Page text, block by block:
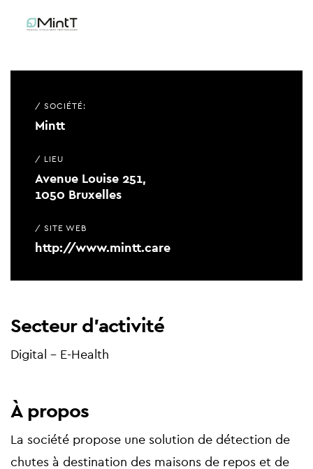
/ SOCIÉTÉ:
Mintt
/ LIEU
Avenue Louise 251,
1050 Bruxelles
/ SITE WEB
http://www.mintt.care
Secteur d'activité
Digital - E-Health
À propos
La société propose une solution de détection de
chutes à destination des maisons de repos et de